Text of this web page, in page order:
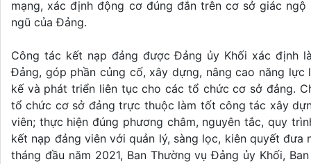
mạng, xác định động cơ đúng đắn trên cơ sở giác
ngũ của Đảng.
Công tác kết nạp đảng được Đảng ủy Khối xác định
Đảng, góp phần củng cố, xây dựng, nâng cao năng
kế và phát triển liên tục cho các tổ chức cơ sở đảng.
tổ chức cơ sở đảng trực thuộc làm tốt công tác xây
viên; thực hiện đúng phương châm, nguyên tắc, quy
kết nạp đảng viên với quản lý, sàng lọc, kiên quyết
tháng đầu năm 2021, Ban Thường vụ Đảng ủy Khối,